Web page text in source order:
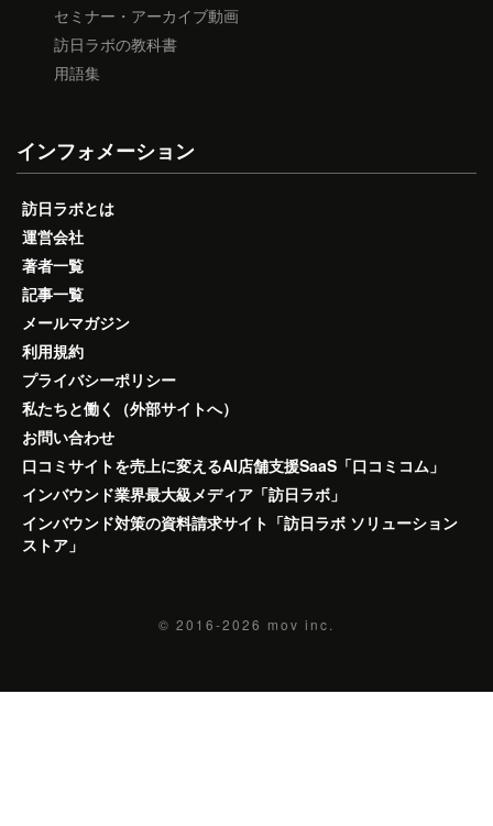
セミナー・アーカイブ動画
訪日ラボの教科書
用語集
インフォメーション
訪日ラボとは
運営会社
著者一覧
記事一覧
メールマガジン
利用規約
プライバシーポリシー
私たちと働く（外部サイトへ）
お問い合わせ
口コミサイトを売上に変えるAI店舗支援SaaS「口コミコム」
インバウンド業界最大級メディア「訪日ラボ」
インバウンド対策の資料請求サイト「訪日ラボ ソリューション
ストア」
© 2016-2026 mov inc.